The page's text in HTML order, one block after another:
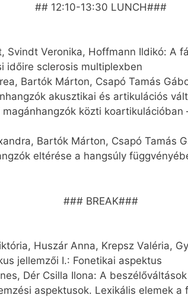
## 12:10-13:30 LUNCH###
Svindt Veronika, Hoffmann Ildikó: A
időire sclerosis multiplexben
Bartók Márton, Csapó Tamás
akusztikai és artikulációs
közti koartikulációban
Bartók Márton, Csapó Tamás
eltérése a hangsúly
### BREAK###
Huszár Anna, Krepsz Valéria,
jellemzői I.: Fonetikai aspektus
Dér Csilla Ilona: A
aspektusok. Lexikális elemek a